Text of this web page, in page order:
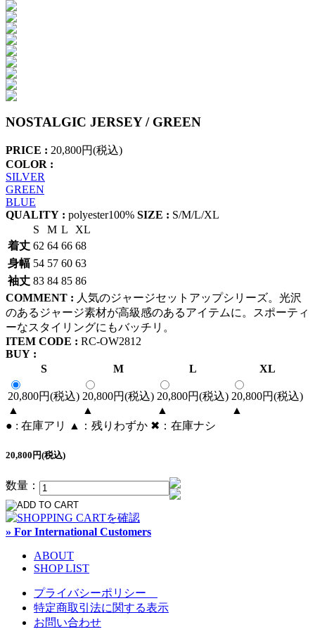
NOSTALGIC JERSEY / GREEN
PRICE : 20,800円(税込)
COLOR :
SILVER
GREEN
BLUE
QUALITY : polyester100% SIZE : S/M/L/XL
S
M L
XL
着丈 62 64 66 68
身幅 54 57 60 63
袖丈 83 84 85 86
COMMENT : 人気のジャージセットアップシリーズ。光沢
のあるジャージ素材が高級感のあるアイテムに。スポーティ
ーなスタイリングにもバッチリ。
ITEM CODE : RC-OW2812
BUY :
S
M L XL
20,800円(税込)
▲
20,800円(税込)
▲
20,800円(税込)
▲
20,800円(税込)
▲
● : 在庫アリ ▲：残りわずか ✖︎：在庫ナシ
20,800円(税込)
数量：
» For International Customers
ABOUT
SHOP LIST
プライバシーポリシー
特定商取引法に関する表示
お問い合わせ